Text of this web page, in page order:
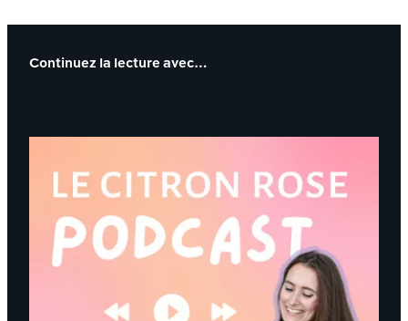
Continuez la lecture avec…